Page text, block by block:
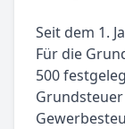
Seit dem 1.
Für die
500